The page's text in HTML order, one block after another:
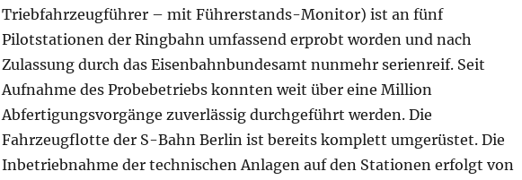
Triebfahrzeugführer – mit Führerstands-Monitor) ist an fünf
Pilotstationen der Ringbahn umfassend erprobt worden und nach
Zulassung durch das Eisenbahnbundesamt nunmehr serienreif. Seit
Aufnahme des Probebetriebs konnten weit über eine Million
Abfertigungsvorgänge zuverlässig durchgeführt werden. Die
Fahrzeugflotte der S-Bahn Berlin ist bereits komplett umgerüstet. Die
Inbetriebnahme der technischen Anlagen auf den Stationen erfolgt von